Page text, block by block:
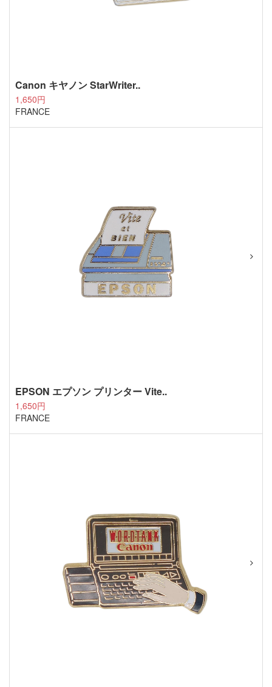
Canon キヤノン StarWriter..
1,650円
FRANCE
EPSON エプソン プリンター Vite..
1,650円
FRANCE